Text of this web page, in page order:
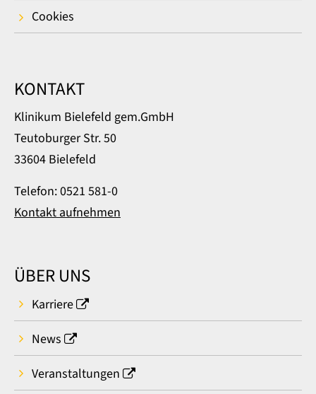
Cookies
KONTAKT
Klinikum Bielefeld gem.GmbH
Teutoburger Str. 50
33604 Bielefeld
Telefon: 0521 581-0
Kontakt aufnehmen
ÜBER UNS
Karriere
News
Veranstaltungen